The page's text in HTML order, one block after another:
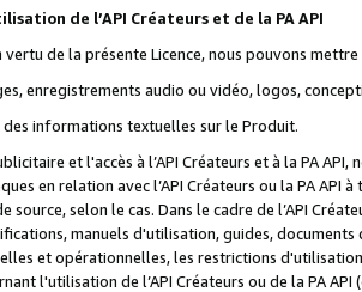
de l’API Créateurs et de la PA API
vertu de la présente Licence, nous pouvons
enregistrements audio ou vidéo, logos,
des informations textuelles sur le Produit.
et l'accès à l’API Créateurs et à la PA
en relation avec l’API Créateurs ou la PA
source, selon le cas. Dans le cadre de l’API
manuels d'utilisation, guides,
et opérationnelles, les restrictions
l'utilisation de l’API Créateurs ou de la PA